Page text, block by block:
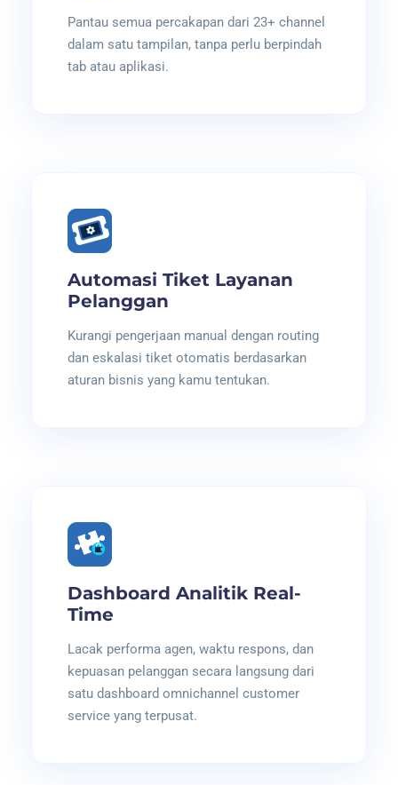
Pantau semua percakapan dari 23+ channel
dalam satu tampilan, tanpa perlu berpindah
tab atau aplikasi.
Automasi Tiket Layanan
Pelanggan
Kurangi pengerjaan manual dengan routing
dan eskalasi tiket otomatis berdasarkan
aturan bisnis yang kamu tentukan.
Dashboard Analitik Real-
Time
Lacak performa agen, waktu respons, dan
kepuasan pelanggan secara langsung dari
satu dashboard omnichannel customer
service yang terpusat.